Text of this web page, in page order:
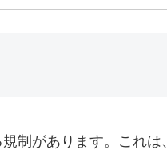
制があります。これ